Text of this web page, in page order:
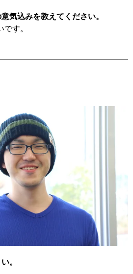
気込みを教えてください。
す。
。